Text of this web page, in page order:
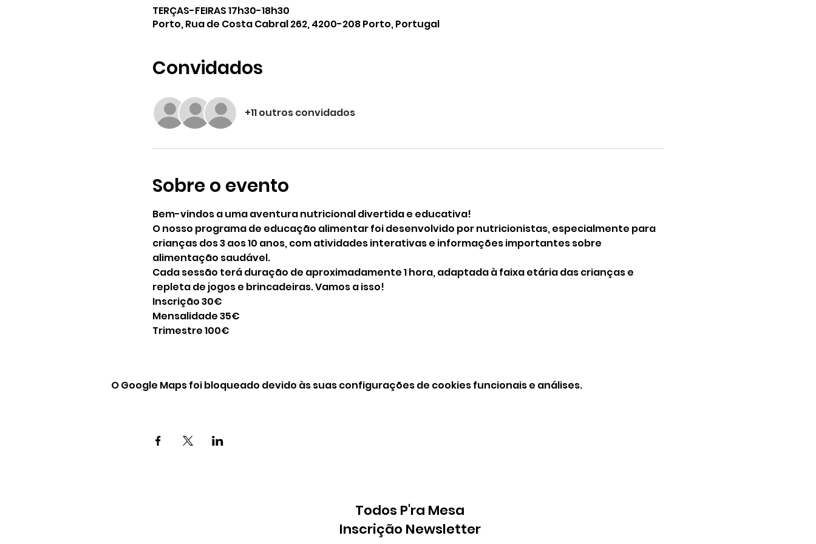
TERÇAS-FEIRAS 17h30-18h30
Porto, Rua de Costa Cabral 262, 4200-208 Porto, Portugal
Convidados
+11 outros convidados
Sobre o evento
Bem-vindos a uma aventura nutricional divertida e educativa!
O nosso programa de educação alimentar foi desenvolvido por nutricionistas, especialmente para
crianças dos 3 aos 10 anos, com atividades interativas e informações importantes sobre
alimentação saudável.
Cada sessão terá duração de aproximadamente 1 hora, adaptada à faixa etária das crianças e
repleta de jogos e brincadeiras. Vamos a isso!
Inscrição 30€
Mensalidade 35€
Trimestre 100€
O Google Maps foi bloqueado devido às suas configurações de cookies funcionais e análises.
Todos P'ra Mesa
Inscrição Newsletter